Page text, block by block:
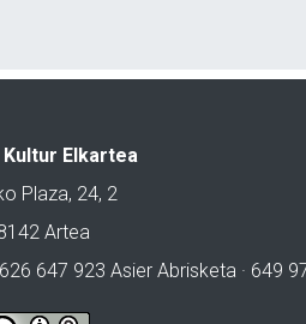
Kultur Elkartea
Plaza, 24, 2
Artea
647 923 Asier Abrisketa · 649